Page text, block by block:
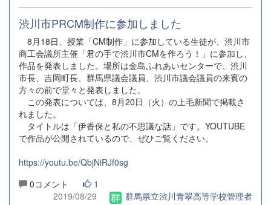
渋川市PRCM制作に参加しました
8月18日、授業「CM制作」に参加している生徒が、渋川市
商工会議所主催「君の手で渋川市CMを作ろう！」に参加し、
作品を発表しました。場所は金島ふれあいセンターで、渋川
市長、吉岡町長、群馬県議会議員、渋川市議会議員の来賓の
方々の前で堂々と発表しました。
この発表については、8月20日（火）の上毛新聞で掲載さ
れました。
タイトルは「伊香保と私の不思議な話」です。YOUTUBE
で作品が公開されているので、ぜひご覧ください。
https://youtu.be/QbjNiRJf0sg
0コメント
1
2019/08/29
群馬県立渋川青翠高等学校管理者